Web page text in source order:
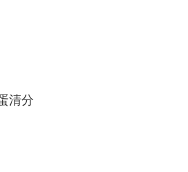
清分